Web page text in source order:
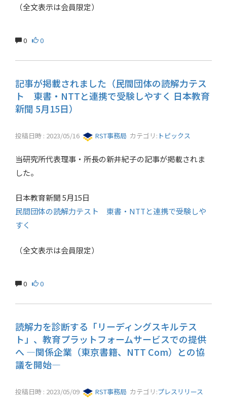
（全文表示は会員限定）
0 0
記事が掲載されました（民間団体の読解力テス
ト 東書・NTTと連携で受験しやすく 日本教育
新聞 5月15日）
投稿日時 : 2023/05/16 RST事務局 カテゴリ: トピックス
当研究所代表理事・所長の新井紀子の記事が掲載されま
した。
日本教育新聞 5月15日
民間団体の読解力テスト 東書・NTTと連携で受験しや
すく
（全文表示は会員限定）
0 0
読解力を診断する「リーディングスキルテス
ト」、教育プラットフォームサービスでの提供
へ ―関係企業（東京書籍、NTT Com）との協
議を開始―
投稿日時 : 2023/05/09 RST事務局 カテゴリ:プレスリリース